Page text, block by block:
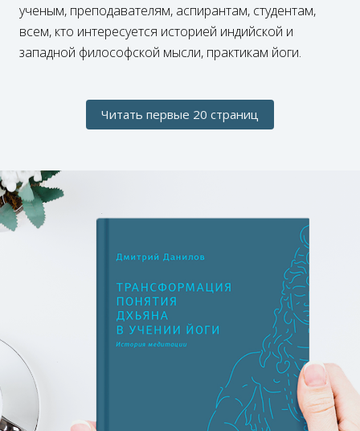
ученым, преподавателям, аспирантам, студентам,
всем, кто интересуется историей индийской и
западной философской мысли, практикам йоги.
Читать первые 20 страниц